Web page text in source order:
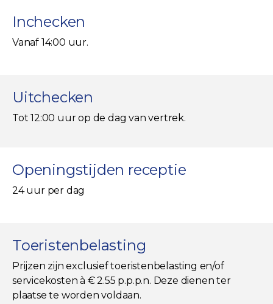
Inchecken
Vanaf 14:00 uur.
Uitchecken
Tot 12:00 uur op de dag van vertrek.
Openingstijden receptie
24 uur per dag
Toeristenbelasting
Prijzen zijn exclusief toeristenbelasting en/of
servicekosten à € 2.55 p.p.p.n. Deze dienen ter
plaatse te worden voldaan.